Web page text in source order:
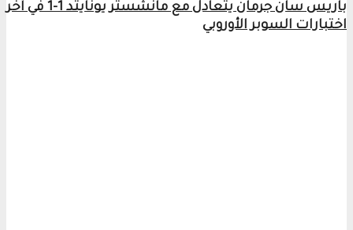
باريس سان جرمان يتعادل مع مانشستر يونايتد 1-1 في آخر
اختبارات السوبر الأوروبي